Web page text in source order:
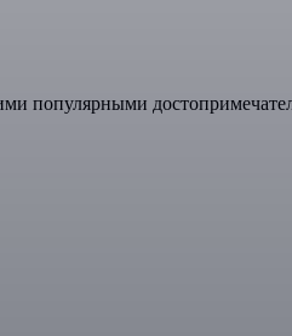
популярными